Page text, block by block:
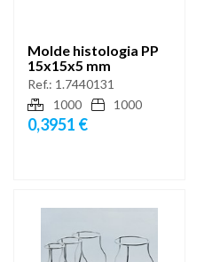
Molde histologia PP
15x15x5 mm
Ref.: 1.7440131
1000
1000
0,3951 €